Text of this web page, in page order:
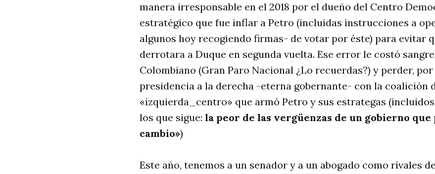
manera irresponsable en el 2018 por el dueño del Centro
estratégico que fue inflar a Petro (incluidas instrucciones a
algunos hoy recogiendo firmas- de votar por éste) para evitar
derrotara a Duque en segunda vuelta. Ese error le costó
Colombiano (Gran Paro Nacional ¿Lo recuerdas?) y perder,
presidencia a la derecha -eterna gobernante- con la coalición
«izquierda_centro» que armó Petro y sus estrategas
los que sigue: la peor de las vergüenzas de un gobierno
cambio»)
Este año, tenemos a un senador y a un abogado como rivales